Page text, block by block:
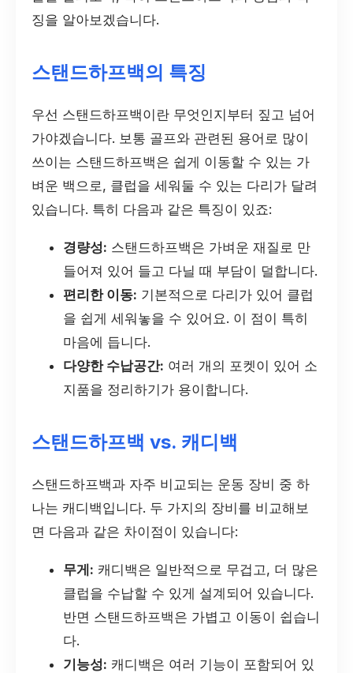
징을 알아보겠습니다.
스탠드하프백의 특징
우선 스탠드하프백이란 무엇인지부터 짚고 넘어
가야겠습니다. 보통 골프와 관련된 용어로 많이
쓰이는 스탠드하프백은 쉽게 이동할 수 있는 가
벼운 백으로, 클럽을 세워둘 수 있는 다리가 달려
있습니다. 특히 다음과 같은 특징이 있죠:
경량성: 스탠드하프백은 가벼운 재질로 만
들어져 있어 들고 다닐 때 부담이 덜합니다.
편리한 이동: 기본적으로 다리가 있어 클럽
을 쉽게 세워놓을 수 있어요. 이 점이 특히
마음에 듭니다.
다양한 수납공간: 여러 개의 포켓이 있어 소
지품을 정리하기가 용이합니다.
스탠드하프백 vs. 캐디백
스탠드하프백과 자주 비교되는 운동 장비 중 하
나는 캐디백입니다. 두 가지의 장비를 비교해보
면 다음과 같은 차이점이 있습니다:
무게: 캐디백은 일반적으로 무겁고, 더 많은
클럽을 수납할 수 있게 설계되어 있습니다.
반면 스탠드하프백은 가볍고 이동이 쉽습니
다.
기능성: 캐디백은 여러 기능이 포함되어 있